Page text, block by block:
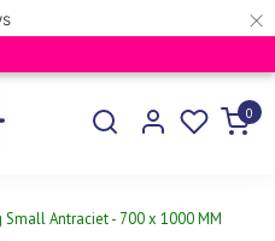
×
0
Antraciet - 700 x 1000 MM